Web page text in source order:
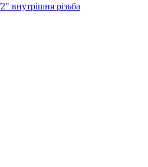
внутрішня різьба